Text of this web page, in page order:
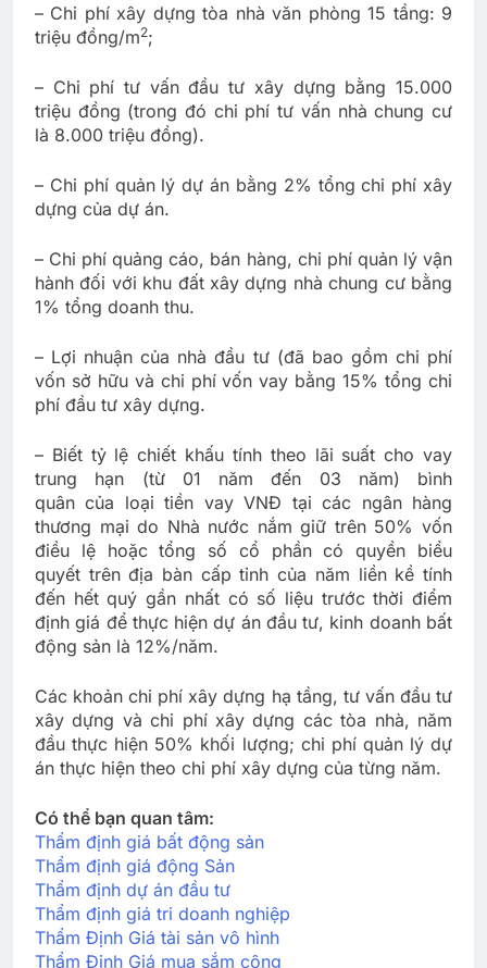
– Chi phí xây dựng tòa nhà văn phòng 15 tầng: 9
triệu đồng/m2;
– Chi phí tư vấn đầu tư xây dựng bằng 15.000
triệu đồng (trong đó chi phí tư vấn nhà chung cư
là 8.000 triệu đồng).
– Chi phí quản lý dự án bằng 2% tổng chi phí xây
dựng của dự án.
– Chi phí quảng cáo, bán hàng, chi phí quản lý vận
hành đối với khu đất xây dựng nhà chung cư bằng
1% tổng doanh thu.
– Lợi nhuận của nhà đầu tư (đã bao gồm chi phí
vốn sở hữu và chi phí vốn vay bằng 15% tổng chi
phí đầu tư xây dựng.
– Biết tỷ lệ chiết khấu tính theo lãi suất cho vay
trung hạn (từ 01 năm đến 03 năm) bình
quân của loại tiền vay VNĐ tại các ngân hàng
thương mại do Nhà nước nắm giữ trên 50% vốn
điều lệ hoặc tổng số cổ phần có quyền biểu
quyết trên địa bàn cấp tỉnh của năm liền kề tính
đến hết quý gần nhất có số liệu trước thời điểm
định giá để thực hiện dự án đầu tư, kinh doanh bất
động sản là 12%/năm.
Các khoản chi phí xây dựng hạ tầng, tư vấn đầu tư
xây dựng và chi phí xây dựng các tòa nhà, năm
đầu thực hiện 50% khối lượng; chi phí quản lý dự
án thực hiện theo chi phí xây dựng của từng năm.
Có thể bạn quan tâm:
Thẩm định giá bất động sản
Thẩm định giá động Sản
Thẩm định dự án đầu tư
Thẩm định giá tri doanh nghiệp
Thẩm Định Giá tài sản vô hình
Thẩm Định Giá mua sắm công